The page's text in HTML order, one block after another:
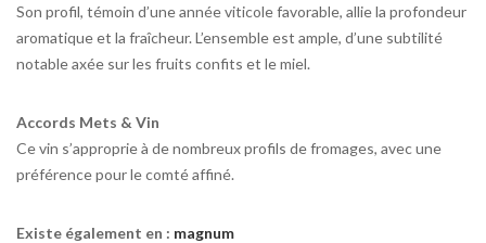
Son profil, témoin d’une année viticole favorable, allie la profondeur
aromatique et la fraîcheur. L’ensemble est ample, d’une subtilité
notable axée sur les fruits confits et le miel.
Accords Mets & Vin
Ce vin s’approprie à de nombreux profils de fromages, avec une
préférence pour le comté affiné.
Existe également en : magnum